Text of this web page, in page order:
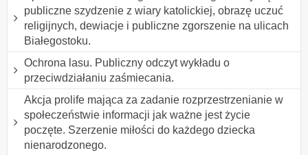
publiczne szydzenie z wiary katolickiej, obrazę uczuć
religijnych, dewiacje i publiczne zgorszenie na ulicach
Białegostoku.
Ochrona lasu. Publiczny odczyt wykładu o
przeciwdziałaniu zaśmiecania.
Akcja prolife mająca za zadanie rozprzestrzenianie w
społeczeństwie informacji jak ważne jest życie
poczęte. Szerzenie miłości do każdego dziecka
nienarodzonego.